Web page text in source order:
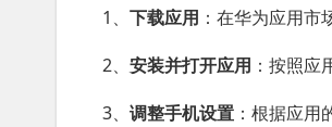
1、 下载应用 ：在华为应用市
2、 安装并打开应用 ：按照应
3、 调整手机设置 ：根据应用